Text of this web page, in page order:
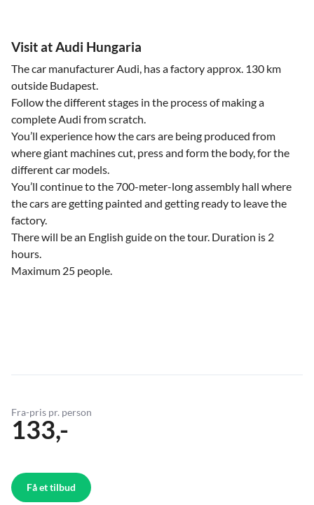
Visit at Audi Hungaria
The car manufacturer Audi, has a factory approx. 130 km
outside Budapest.
Follow the different stages in the process of making a
complete Audi from scratch.
You’ll experience how the cars are being produced from
where giant machines cut, press and form the body, for the
different car models.
You’ll continue to the 700-meter-long assembly hall where
the cars are getting painted and getting ready to leave the
factory.
There will be an English guide on the tour. Duration is 2
hours.
Maximum 25 people.
Fra-pris pr. person
133,-
Få et tilbud